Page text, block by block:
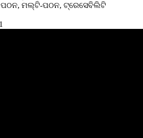
ମଲ୍ଟି-ପଠନ, ଟ୍ରେସେବିଲିଟି